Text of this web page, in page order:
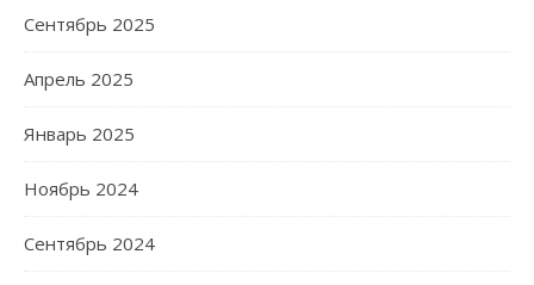
Сентябрь 2025
Апрель 2025
Январь 2025
Ноябрь 2024
Сентябрь 2024